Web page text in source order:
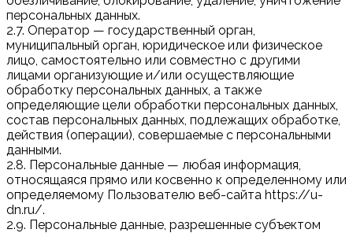
персональных данных.
2.7. Оператор — государственный орган,
муниципальный орган, юридическое или физическое
лицо, самостоятельно или совместно с другими
лицами организующие и/или осуществляющие
обработку персональных данных, а также
определяющие цели обработки персональных данных,
состав персональных данных, подлежащих обработке,
действия (операции), совершаемые с персональными
данными.
2.8. Персональные данные — любая информация,
относящаяся прямо или косвенно к определенному или
определяемому Пользователю веб-сайта https://u-
dn.ru/.
2.9. Персональные данные, разрешенные субъектом